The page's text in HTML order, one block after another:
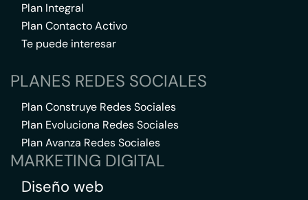
Plan Integral
Plan Contacto Activo
Te puede interesar
PLANES REDES SOCIALES
Plan Construye Redes Sociales
Plan Evoluciona Redes Sociales
Plan Avanza Redes Sociales
MARKETING DIGITAL
Diseño web